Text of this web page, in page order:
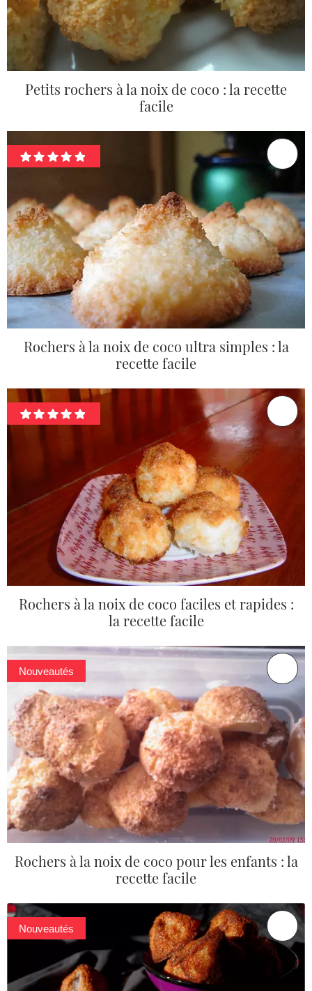
Petits rochers à la noix de coco : la recette
facile
Rochers à la noix de coco ultra simples : la
recette facile
Rochers à la noix de coco faciles et rapides :
la recette facile
Nouveautés
Rochers à la noix de coco pour les enfants : la
recette facile
Nouveautés